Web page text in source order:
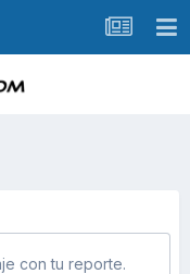
con tu reporte.